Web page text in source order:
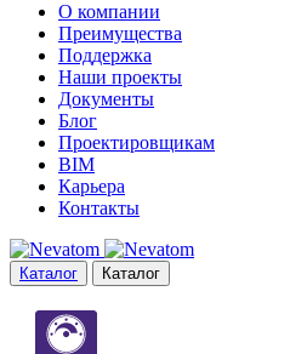
О компании
Преимущества
Поддержка
Наши проекты
Документы
Блог
Проектировщикам
BIM
Карьера
Контакты
Каталог Каталог